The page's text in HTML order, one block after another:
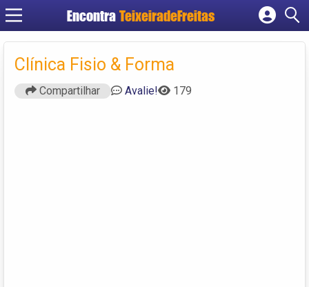
Encontra TeixeiradeFreitas
Cadastrar empresa
Criar conta
Clínica Fisio & Forma
Compartilhar Avalie! 179